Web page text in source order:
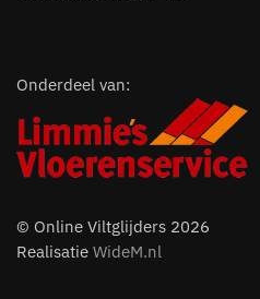
Onderdeel van:
© Online Viltglijders 2026
Realisatie WideM.nl